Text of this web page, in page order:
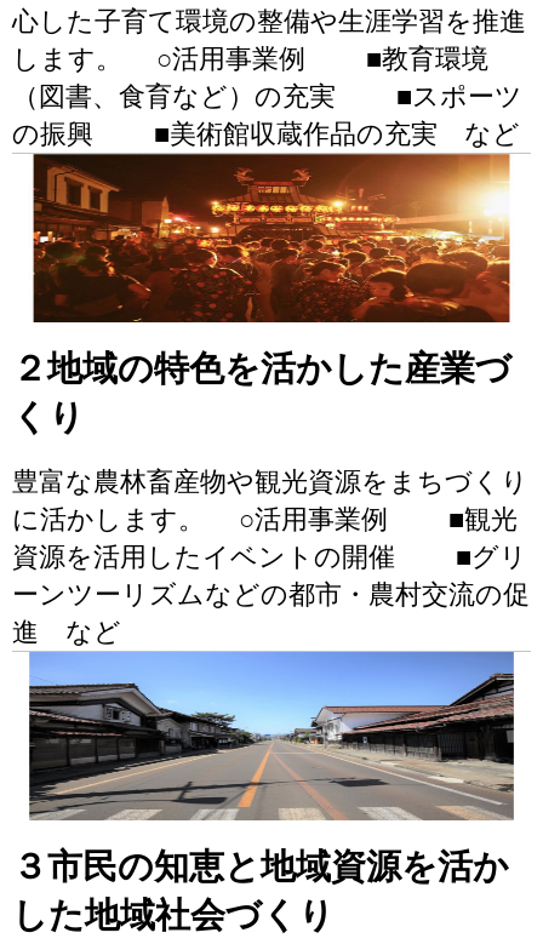
心した子育て環境の整備や生涯学習を推進
します。 ○活用事業例 ■教育環境
（図書、食育など）の充実 ■スポーツ
の振興 ■美術館収蔵作品の充実 など
２地域の特色を活かした産業づ
くり
豊富な農林畜産物や観光資源をまちづくり
に活かします。 ○活用事業例 ■観光
資源を活用したイベントの開催 ■グリ
ーンツーリズムなどの都市・農村交流の促
進 など
３市民の知恵と地域資源を活か
した地域社会づくり